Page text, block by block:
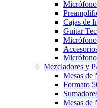
Cajas de
Guitar
Mezcladores y
Mesas de
Formato
Mesas de